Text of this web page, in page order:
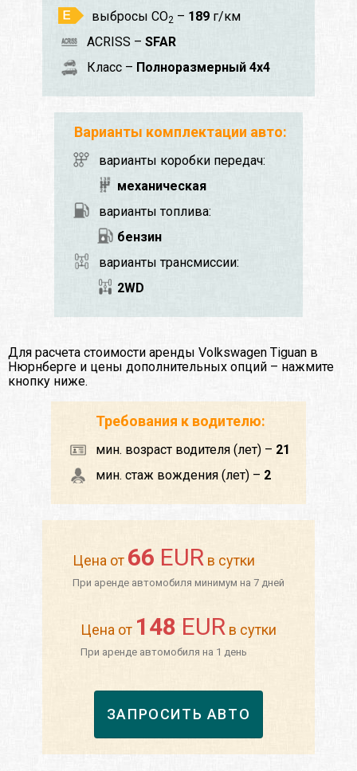
выбросы CO2 – 189 г/км
ACRISS – SFAR
Класс – Полноразмерный 4x4
Варианты комплектации авто:
варианты коробки передач:
механическая
варианты топлива:
бензин
варианты трансмиссии:
2WD
Для расчета стоимости аренды Volkswagen Tiguan в
Нюрнберге и цены дополнительных опций – нажмите
кнопку ниже.
Требования к водителю:
мин. возраст водителя (лет) – 21
мин. стаж вождения (лет) – 2
Цена от 66 EUR в сутки
При аренде автомобиля минимум на 7 дней
Цена от 148 EUR в сутки
При аренде автомобиля на 1 день
ЗАПРОСИТЬ АВТО